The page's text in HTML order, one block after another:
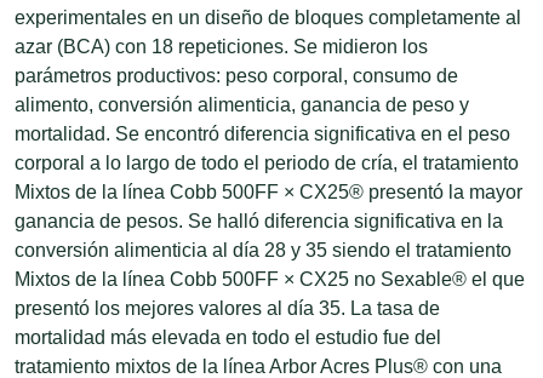
experimentales en un diseño de bloques completamente al
azar (BCA) con 18 repeticiones. Se midieron los
parámetros productivos: peso corporal, consumo de
alimento, conversión alimenticia, ganancia de peso y
mortalidad. Se encontró diferencia significativa en el peso
corporal a lo largo de todo el periodo de cría, el tratamiento
Mixtos de la línea Cobb 500FF × CX25® presentó la mayor
ganancia de pesos. Se halló diferencia significativa en la
conversión alimenticia al día 28 y 35 siendo el tratamiento
Mixtos de la línea Cobb 500FF × CX25 no Sexable® el que
presentó los mejores valores al día 35. La tasa de
mortalidad más elevada en todo el estudio fue del
tratamiento mixtos de la línea Arbor Acres Plus® con una